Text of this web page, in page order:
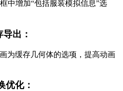
中增加“包括服装模拟信息”选
：
缓存几何体的选项，提高动画
：